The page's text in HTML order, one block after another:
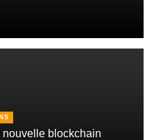
nouvelle blockchain